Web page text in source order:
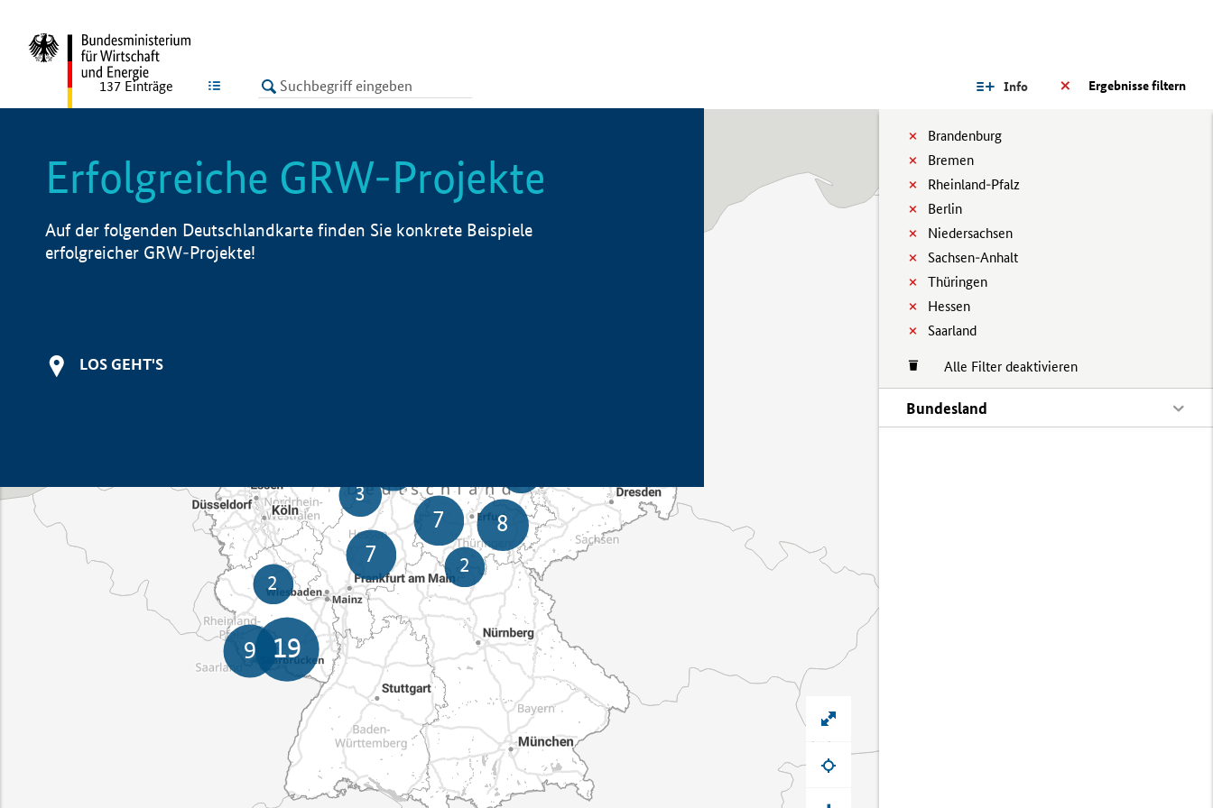
LISTE Ergebnisse filtern
Info
Brandenburg
Bremen
Rheinland-Pfalz
Berlin
Niedersachsen
Sachsen-Anhalt
Thüringen
Hessen
Saarland
Alle Filter deaktivieren
Bundesland
137 Einträge
Erfolgreiche GRW-Projekte
Auf der folgenden Deutschlandkarte finden Sie konkrete Beispiele
erfolgreicher GRW-Projekte!
LOS GEHT'S